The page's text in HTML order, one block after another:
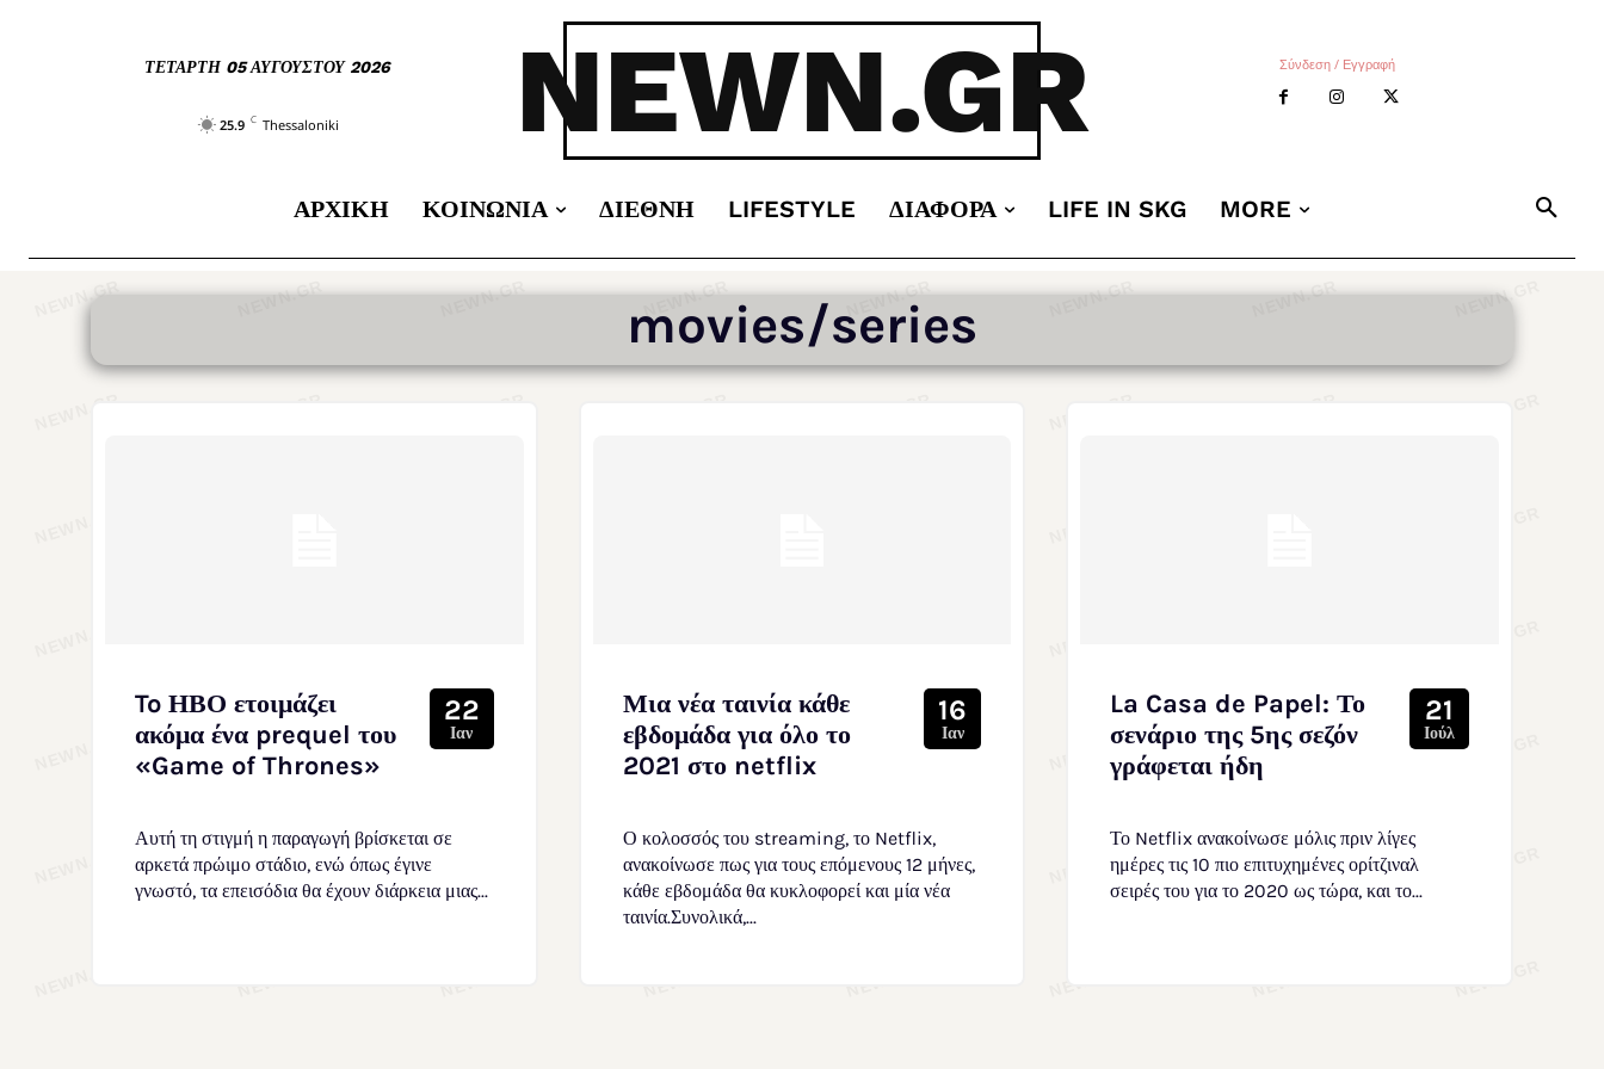
ΤΕΤΆΡΤΗ 05 ΑΥΓΟΎΣΤΟΥ 2026
25.9 C Thessaloniki NEWN.GR Σύνδεση / Εγγραφή
ΑΡΧΙΚΉ ΚΟΙΝΩΝΊΑ ΔΙΕΘΝΉ LIFESTYLE ΔΙΆΦΟΡΑ LIFE IN SKG MORE
movies/series
To ΗΒΟ ετοιμάζει
ακόμα ένα prequel του
«Game of Thrones»
22
Ιαν
Αυτή τη στιγμή η παραγωγή βρίσκεται σε
αρκετά πρώιμο στάδιο, ενώ όπως έγινε
γνωστό, τα επεισόδια θα έχουν διάρκεια μιας...
Μια νέα ταινία κάθε
εβδομάδα για όλο το
2021 στο netflix
16
Ιαν
Ο κολοσσός του streaming, το Netflix,
ανακοίνωσε πως για τους επόμενους 12 μήνες,
κάθε εβδομάδα θα κυκλοφορεί και μία νέα
ταινία.Συνολικά,...
La Casa de Papel: Το
σενάριο της 5ης σεζόν
γράφεται ήδη
21
Ιούλ
Το Netflix ανακοίνωσε μόλις πριν λίγες
ημέρες τις 10 πιο επιτυχημένες ορίτζιναλ
σειρές του για το 2020 ως τώρα, και το...